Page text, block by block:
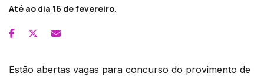
Até ao dia 16 de fevereiro.
Estão abertas vagas para concurso do provimento de